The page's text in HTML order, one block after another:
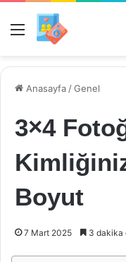
Menü
Anasayfa /Genel
3×4
Boyut
7 Mart 2025 3 dakika